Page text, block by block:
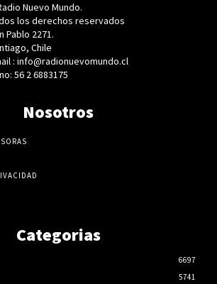
Nuevo Mundo.
los derechos reservados
Pablo 2271.
Chile
: info@radionuevomundo.cl
56 2 6883175
Nosotros
Categorias
6697
5741